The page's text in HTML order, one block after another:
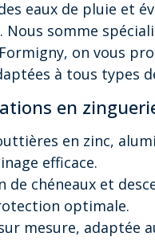
eaux de pluie et
somme
on vous
à tous types
en
en zinc,
efficace.
de chéneaux et
optimale.
mesure, adaptée